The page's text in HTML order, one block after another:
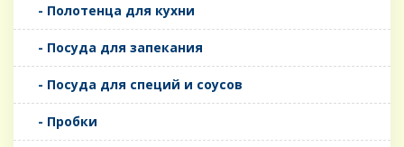
- Полотенца для кухни
- Посуда для запекания
- Посуда для специй и соусов
- Пробки